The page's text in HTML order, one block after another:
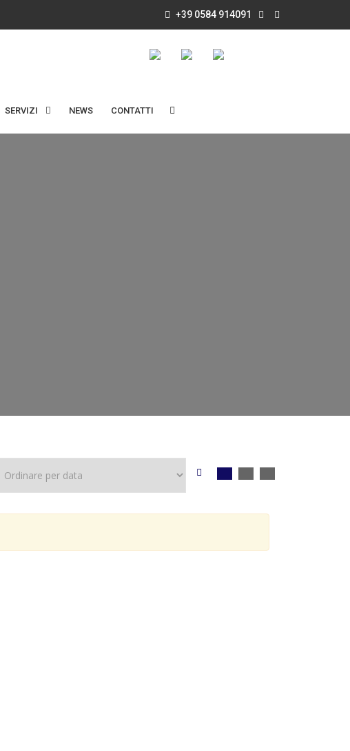
+39 0584 914091
SERVIZI NEWS CONTATTI